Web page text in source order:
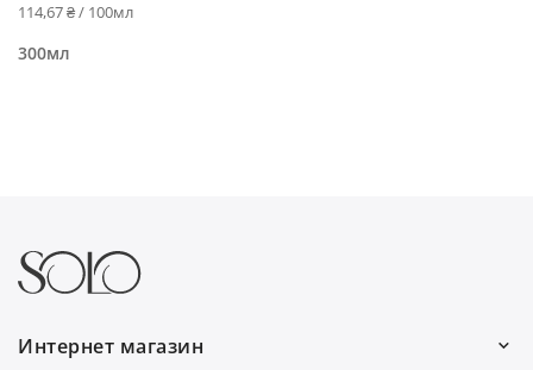
114,67 ₴ / 100мл
300мл
Интернет магазин